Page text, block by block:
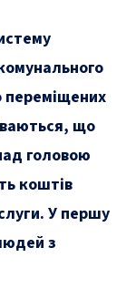
переміщених
що
головою
коштів
У першу
з